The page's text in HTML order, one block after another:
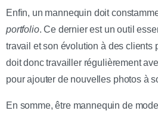
Enfin, un mannequin doit
portfolio. Ce dernier est un outil
travail et son évolution à des clients
doit donc travailler régulièrement
pour ajouter de nouvelles photos à
En somme, être mannequin de